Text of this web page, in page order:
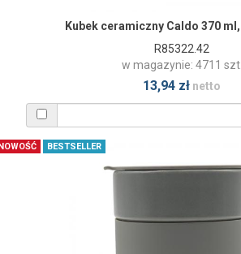
Kubek ceramiczny Caldo 370
R85322.42
w magazynie: 4711 szt.
13,94 zł netto
BESTSELLER